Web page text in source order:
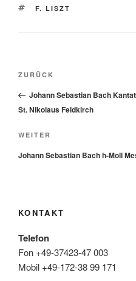
SCHLAGWÖRTER
F. LISZT
Beitragsnavigation
Vorheriger
Beitrag
ZURÜCK
Johann Sebastian Bach
St. Nikolaus Feldkirch
Nächster
Beitrag
WEITER
Johann Sebastian Bach h-Moll
KONTAKT
Telefon
Fon +49-37423-47 003
Mobil +49-172-38 99 171